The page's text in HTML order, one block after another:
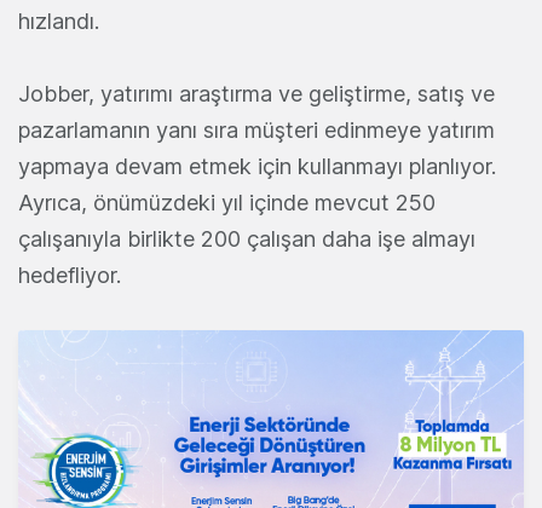
hızlandı.
Jobber, yatırımı araştırma ve geliştirme, satış ve
pazarlamanın yanı sıra müşteri edinmeye yatırım
yapmaya devam etmek için kullanmayı planlıyor.
Ayrıca, önümüzdeki yıl içinde mevcut 250
çalışanıyla birlikte 200 çalışan daha işe almayı
hedefliyor.